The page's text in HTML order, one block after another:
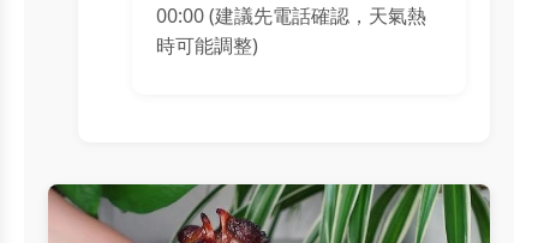
00:00 (建議先電話確認，天氣熱
時可能調整)